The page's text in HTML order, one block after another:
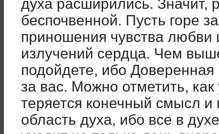
духа расширились. Значит,
беспочвенной. Пусть горе
приношения чувства любви
излучений сердца. Чем
подойдете, ибо
за вас. Можно отметить,
теряется конечный смысл и
область духа, ибо все в